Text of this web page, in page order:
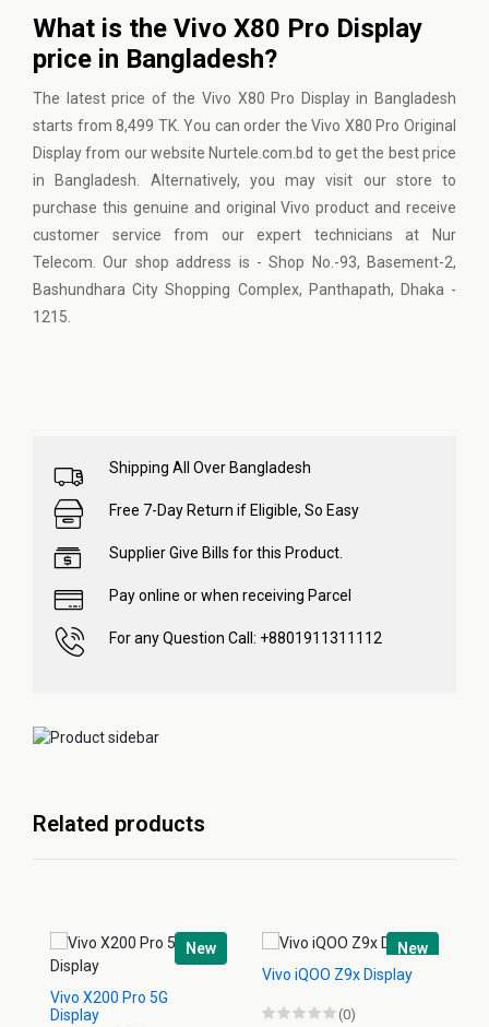
What is the Vivo X80 Pro Display
price in Bangladesh?
The latest price of the Vivo X80 Pro Display in Bangladesh
starts from 8,499 TK. You can order the Vivo X80 Pro Original
Display from our website Nurtele.com.bd to get the best price
in Bangladesh. Alternatively, you may visit our store to
purchase this genuine and original Vivo product and receive
customer service from our expert technicians at Nur
Telecom. Our shop address is - Shop No.-93, Basement-2,
Bashundhara City Shopping Complex, Panthapath, Dhaka -
1215.
Shipping All Over Bangladesh
Free 7-Day Return if Eligible, So Easy
Supplier Give Bills for this Product.
Pay online or when receiving Parcel
For any Question Call: +8801911311112
Related products
New
Vivo X200 Pro 5G
Display
New
Vivo iQOO Z9x Display
(0)